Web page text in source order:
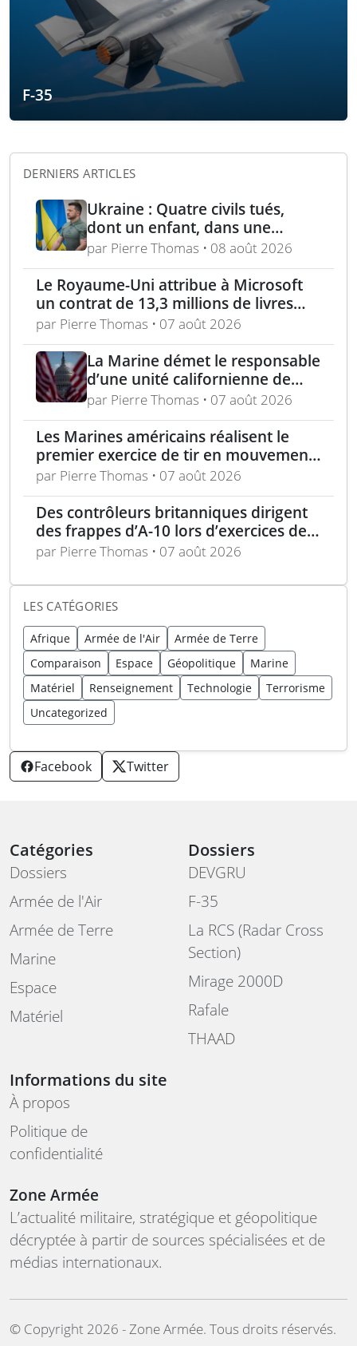
F-35
DERNIERS ARTICLES
Ukraine : Quatre civils tués,
dont un enfant, dans une
attaque russe par missile
balistique sur Kiev – Deux
raffineries russes visées par
l’Ukraine
par Pierre Thomas • 08 août 2026
Le Royaume-Uni attribue à Microsoft
un contrat de 13,3 millions de livres
pour l’analyse des menaces
par Pierre Thomas • 07 août 2026
La Marine démet le responsable
d’une unité californienne de
formation médicale
par Pierre Thomas • 07 août 2026
Les Marines américains réalisent le
premier exercice de tir en mouvement
avec tir de couverture à Okinawa
par Pierre Thomas • 07 août 2026
Des contrôleurs britanniques dirigent
des frappes d’A-10 lors d’exercices de
soutien aérien rapproché
par Pierre Thomas • 07 août 2026
LES CATÉGORIES
Afrique Armée de l'Air
Armée de Terre
Comparaison
Espace Géopolitique
Marine
Matériel
Renseignement Technologie
Terrorisme
Uncategorized
Facebook Twitter
Catégories
Dossiers
Armée de l'Air
Armée de Terre
Marine
Espace
Matériel
Dossiers
DEVGRU
F-35
La RCS (Radar Cross
Section)
Mirage 2000D
Rafale
THAAD
Informations du site
À propos
Politique de
confidentialité
Zone Armée
L’actualité militaire, stratégique et géopolitique
décryptée à partir de sources spécialisées et de
médias internationaux.
©️ Copyright 2026 - Zone Armée. Tous droits réservés.